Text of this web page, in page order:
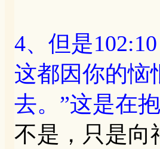
4、但是
这都因你的恼
去。”这是在
不是，只是向